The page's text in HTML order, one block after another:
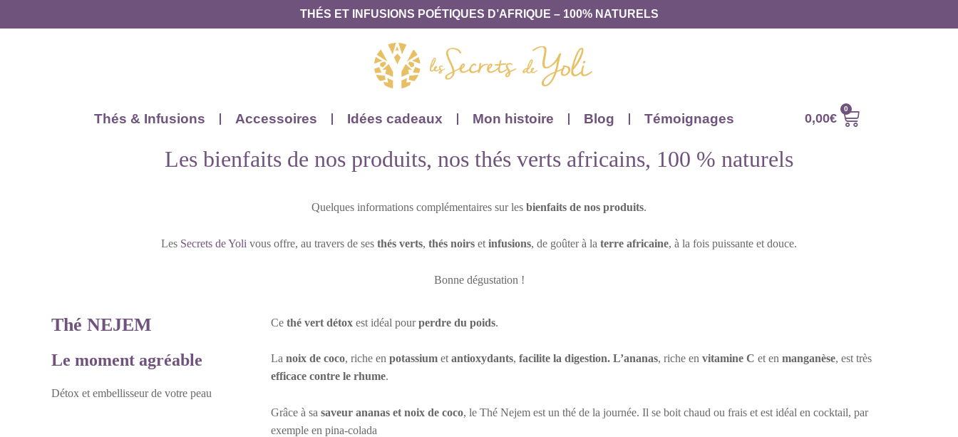
THÉS ET INFUSIONS POÉTIQUES D’AFRIQUE – 100% NATURELS
Thés & Infusions Accessoires Idées cadeaux Mon histoire Blog Témoignages 0,00€
Les bienfaits de nos produits, nos thés verts africains, 100 % naturels
Quelques informations complémentaires sur les bienfaits de nos produits.
Les Secrets de Yoli vous offre, au travers de ses thés verts, thés noirs et infusions, de goûter à la terre africaine, à la fois puissante et douce.
Bonne dégustation !
Thé NEJEM
Le moment agréable
Détox et embellisseur de votre peau
Ce thé vert détoxest idéal pourperdre du poids.
La noix de coco, riche en potassium etantioxydants, facilite la digestion. L’ananas, riche en vitamine C et en manganèse, est très
efficace contre le rhume.
Grâce à sa saveur ananas et noix de coco, le Thé Nejem est un thé de la journée. Il se boit chaud ou frais et est idéal en cocktail, par
exemple en pina-colada